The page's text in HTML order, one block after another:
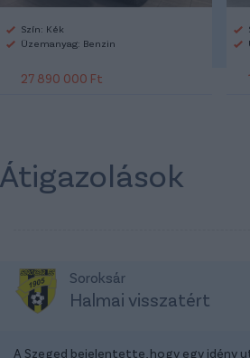
Szín: Kék
Üzemanyag: Benzin
27 890 000 Ft
Átigazolások
Soroksár
Halmai visszatért
A Szeged bejelentette, hogy egy idény